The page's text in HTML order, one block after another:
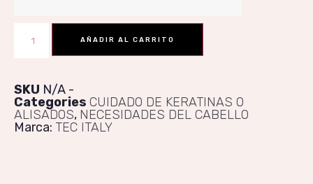
AÑADIR AL CARRITO
SKU N/A
Categories CUIDADO DE KERATINAS O
ALISADOS, NECESIDADES DEL CABELLO
Marca: TEC ITALY